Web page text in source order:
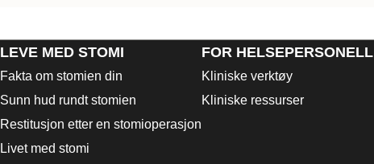
LEVE MED STOMI
Fakta om stomien din
Sunn hud rundt stomien
Restitusjon etter en stomioperasjon
Livet med stomi
FOR HELSEPERSONELL
Kliniske verktøy
Kliniske ressurser